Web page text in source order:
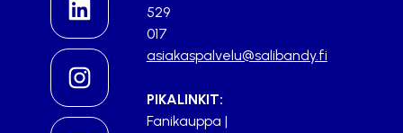
529
017
asiakaspalvelu@salibandy.fi
PIKALINKIT:
Fanikauppa |